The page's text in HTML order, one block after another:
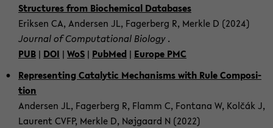
Struc­tu­res from Bio­che­mi­cal Da­ta­ba­ses
Erik­sen CA, An­der­sen JL, Fa­ger­berg R, Merk­le D (2024)
Jour­nal of Com­pu­ta­tio­nal Bio­lo­gy.
PUB | DOI | WoS | Pub­Med | Eu­ro­pe PMC
Re­p­re­sen­ting Ca­ta­ly­tic Me­cha­nisms with Rule Com­po­si­
ti­on
An­der­sen JL, Fa­ger­berg R, Flamm C, Fon­ta­na W, Kolčák J,
Lau­rent CVFP, Merk­le D, Nøjgaard N (2022)